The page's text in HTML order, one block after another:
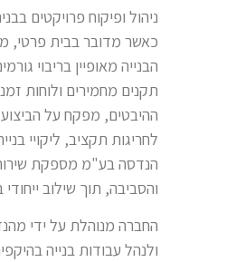
ניהול ופיקוח פרויקטים
כאשר מדובר בבית פרטי,
הבנייה מאופיין בריבוי
תקנים מחמירים ולוחות
ההיבטים, מפקח על
לחריגות תקציב, ליקויי
הנדסה בע"מ מספקת
והסביבה, תוך שילוב
ולנהל עבודות בנייה